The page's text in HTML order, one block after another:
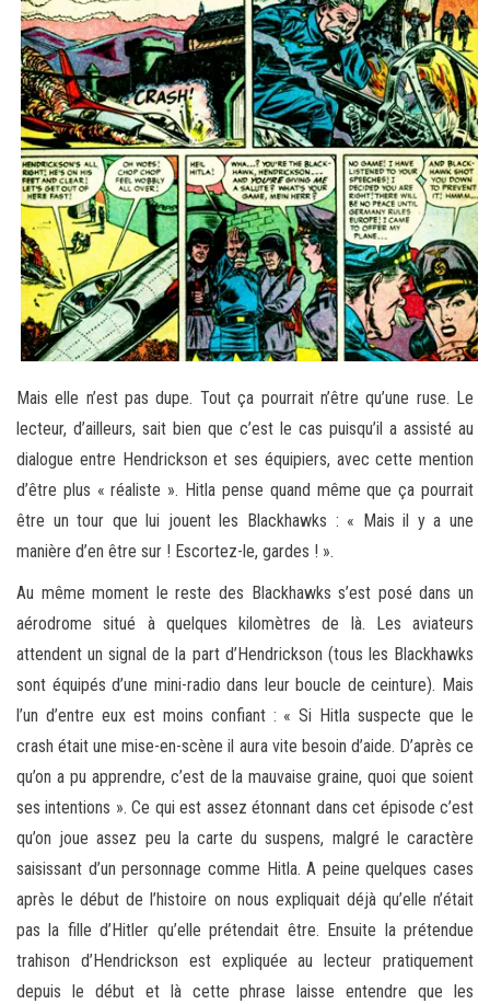
Mais elle n’est pas dupe. Tout ça pourrait n’être qu’une ruse. Le
lecteur, d’ailleurs, sait bien que c’est le cas puisqu’il a assisté au
dialogue entre Hendrickson et ses équipiers, avec cette mention
d’être plus « réaliste ». Hitla pense quand même que ça pourrait
être un tour que lui jouent les Blackhawks : « Mais il y a une
manière d’en être sur ! Escortez-le, gardes ! ».
Au même moment le reste des Blackhawks s’est posé dans un
aérodrome situé à quelques kilomètres de là. Les aviateurs
attendent un signal de la part d’Hendrickson (tous les Blackhawks
sont équipés d’une mini-radio dans leur boucle de ceinture). Mais
l’un d’entre eux est moins confiant : « Si Hitla suspecte que le
crash était une mise-en-scène il aura vite besoin d’aide. D’après ce
qu’on a pu apprendre, c’est de la mauvaise graine, quoi que soient
ses intentions ». Ce qui est assez étonnant dans cet épisode c’est
qu’on joue assez peu la carte du suspens, malgré le caractère
saisissant d’un personnage comme Hitla. A peine quelques cases
après le début de l’histoire on nous expliquait déjà qu’elle n’était
pas la fille d’Hitler qu’elle prétendait être. Ensuite la prétendue
trahison d’Hendrickson est expliquée au lecteur pratiquement
depuis le début et là cette phrase laisse entendre que les